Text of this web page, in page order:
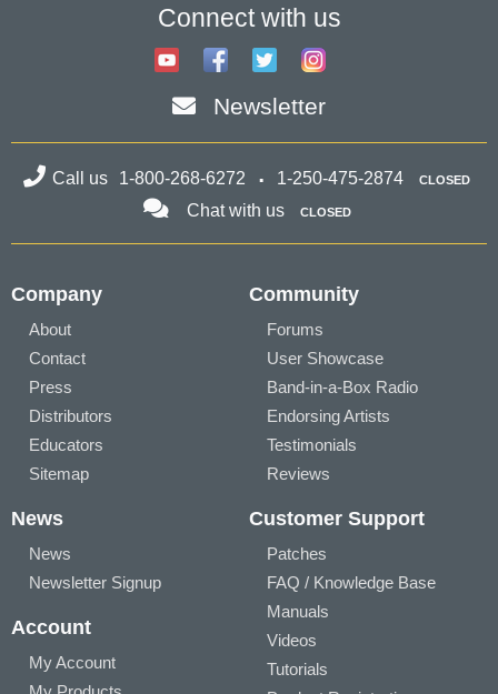
Connect with us
Newsletter
Call us 1-800-268-6272 1-250-475-2874 CLOSED
Chat with us CLOSED
Company
About
Contact
Press
Distributors
Educators
Sitemap
Community
Forums
User Showcase
Band-in-a-Box Radio
Endorsing Artists
Testimonials
Reviews
News
News
Newsletter Signup
Account
My Account
Customer Support
Patches
FAQ / Knowledge Base
Manuals
Videos
Tutorials